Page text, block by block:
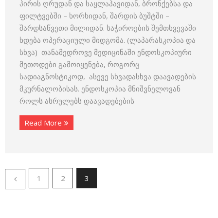
პირის ღრუდან და საყლაპავიდან, ბრონქებსა და
ფილტვებში – ხორხიდან, შარდის ბუშტში –
შარდსაწვეთი მილიდან. საჭიროების შემთხვევაში
ხდება ოპერაციული მიდგომა. (ლაპარასკოპია და
სხვა) თანამედროვე მედიცინაში ენდოსკოპიური
მეთოდები გამოიყენება, როგორც
სადიაგნოსტიკოდ, ასევე სხვადასხვა დაავადების
მკურნალობისას. ენდოსკოპია მნიშვნელოვან
როლს ასრულებს დაავადებების
Read More
1 2 3